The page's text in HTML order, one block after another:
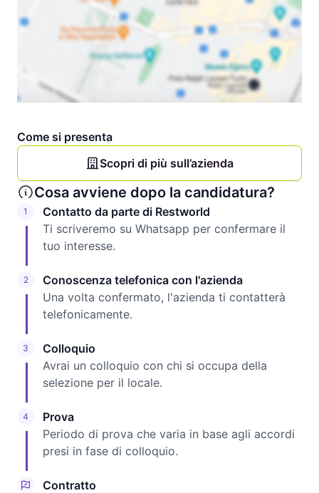
Come si presenta
Scopri di più sull’azienda
Cosa avviene dopo la candidatura?
1
Contatto da parte di Restworld
Ti scriveremo su Whatsapp per confermare il
tuo interesse.
2
Conoscenza telefonica con l'azienda
Una volta confermato, l'azienda ti contatterà
telefonicamente.
3
Colloquio
Avrai un colloquio con chi si occupa della
selezione per il locale.
4
Prova
Periodo di prova che varia in base agli accordi
presi in fase di colloquio.
Contratto